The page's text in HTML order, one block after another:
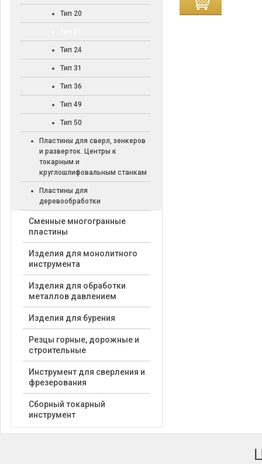
Тип 20
Тип 24
Тип 31
Тип 36
Тип 49
Тип 50
Пластины для сверл, зенкеров
и разверток. Центры к
токарным и
круглошлифовальным станкам
Пластины для
деревообработки
Cменные многогранные
пластины
Изделия для монолитного
инструмента
Изделия для обработки
металлов давлением
Изделия для бурения
Резцы горные, дорожные и
строительные
Инструмент для сверления и
фрезерования
Сборный токарный
инструмент